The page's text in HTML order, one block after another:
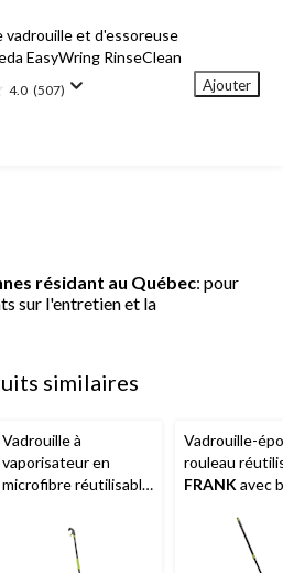
vadrouille et d'essoreuse
EasyWring RinseClean
4.0 (507) Ajouter
résidant au Québec: pour
sur l'entretien et la
similaires
Vadrouille à
vaporisateur en
microfibre réutilisable
Vadrouille-
rouleau
FRANK avec